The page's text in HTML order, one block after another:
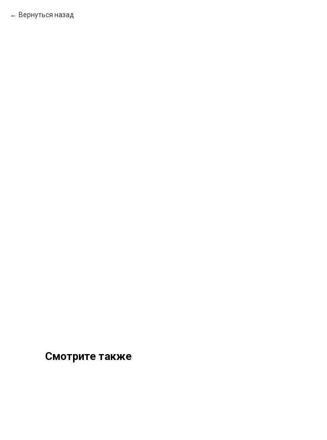
Вернуться назад
Смотрите также